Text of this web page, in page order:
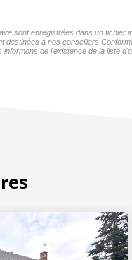
sont enregistrées dans un
destinées à nos conseillers
de l'existence de la liste